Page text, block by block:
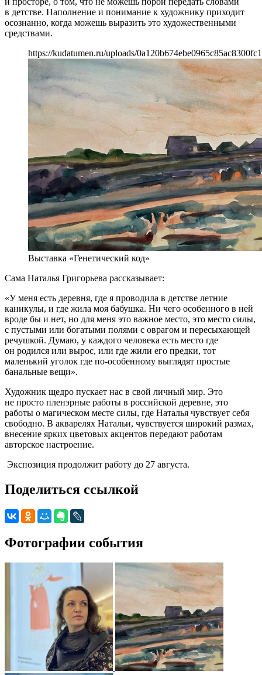
в детстве. Наполнение и понимание к художнику приходит
осознанно, когда можешь выразить это художественными
средствами.
https://kudatumen.ru/uploads/
Выставка «Генетический код»
Сама Наталья Григорьева рассказывает:
«У меня есть деревня, где я проводила в детстве летние
каникулы, и где жила моя бабушка. Ни чего особенного в ней
вроде бы и нет, но для меня это важное место, это место силы,
с пустыми или богатыми полями с оврагом и пересыхающей
речушкой. Думаю, у каждого человека есть место где
он родился или вырос, или где жили его предки, тот
маленький уголок где по-особенному выглядят простые
банальные вещи».
Художник щедро пускает нас в свой личный мир. Это
не просто пленэрные работы в российской деревне, это
работы о магическом месте силы, где Наталья чувствует себя
свободно. В акварелях Натальи, чувствуется широкий размах,
внесение ярких цветовых акцентов передают работам
авторское настроение.
Экспозиция продолжит работу до 27 августа.
Поделиться ссылкой
Фотографии события